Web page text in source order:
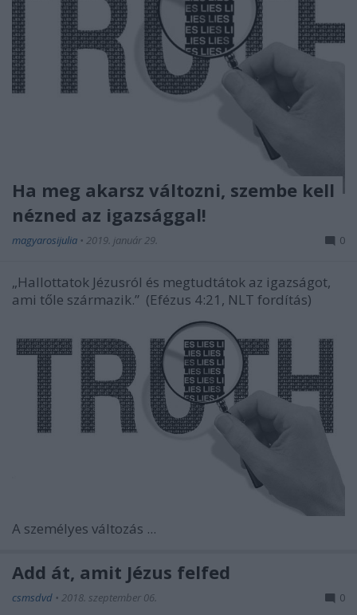
Ha meg akarsz változni, szembe kell
nézned az igazsággal!
magyarosijulia • 2019. január 29. 0
„Hallottatok Jézusról és megtudtátok az igazságot,
ami tőle származik.” (Efézus 4:21, NLT fordítás)
A személyes változás ...
Add át, amit Jézus felfed
csmsdvd • 2018. szeptember 06. 0